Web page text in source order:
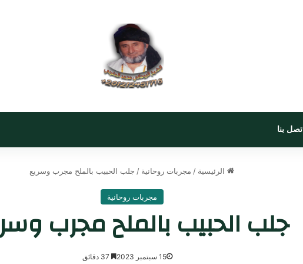
اتصل بنا
الرئيسية / مجربات روحانية / جلب الحبيب بالملح مجرب وسريع
مجربات روحانية
جلب الحبيب بالملح مجرب
15 سبتمبر 2023